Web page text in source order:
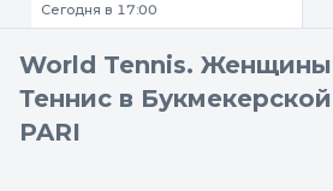
Сегодня в 17:00
World Tennis.
Теннис в
PARI